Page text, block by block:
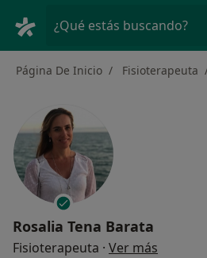
¿Qué estás buscando?
Página De Inicio Fisioterapeuta
Rosalia Tena Barata
Fisioterapeuta · Ver más